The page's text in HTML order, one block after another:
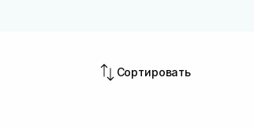
Сортировать